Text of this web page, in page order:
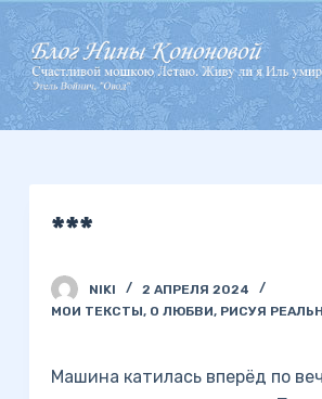
П
е
р
е
й
***
NIKI
2 АПРЕЛЯ 2024
МОИ ТЕКСТЫ, О ЛЮБВИ, РИСУЯ
Машина катилась вперёд по